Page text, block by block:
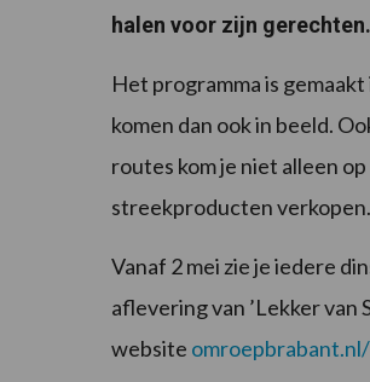
halen voor zijn gerechten.
Het programma is
komen dan ook in beeld.
routes kom je niet alleen
streekproducten verkopen.
Vanaf 2 mei zie je iedere
aflevering van ’Lekker van
website